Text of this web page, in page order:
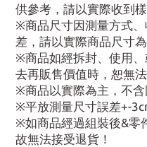
供參考，請以實際收到
※商品尺寸因測量方式
差，請以實際商品尺寸
※商品如經拆封、使用
去再販售價值時，恕無法
※商品以實際為主，不含
※平放測量尺寸誤差+-
※如商品經過組裝後&零
故無法接受退貨！